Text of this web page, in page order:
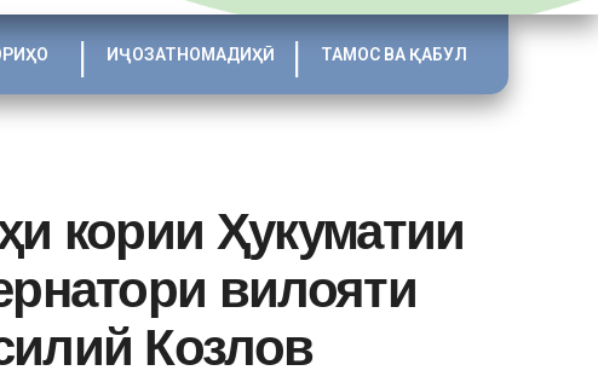
ИҶОЗАТНОМАДИҲӢ ТАМОС ВА ҚАБУЛ
кории Ҳукуматии
вилояти
Козлов